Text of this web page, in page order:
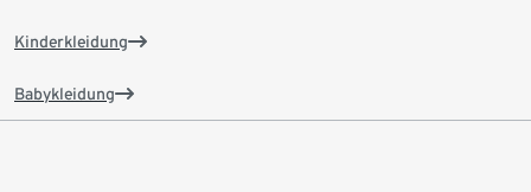
Kinderkleidung
Babykleidung